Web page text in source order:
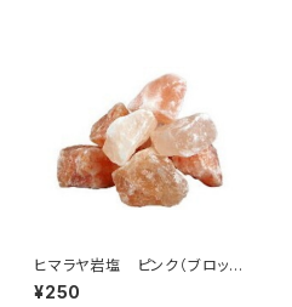
ヒマラヤ岩塩 ピンク（ブロッ
ク）100g
¥250